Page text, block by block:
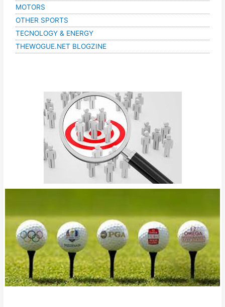
MOTORS
OTHER SPORTS
TECNOLOGY & ENERGY
THEWOGUE.NET BLOGZINE